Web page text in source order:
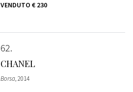
VENDUTO € 230
62
CHANEL
Borsa, 2014